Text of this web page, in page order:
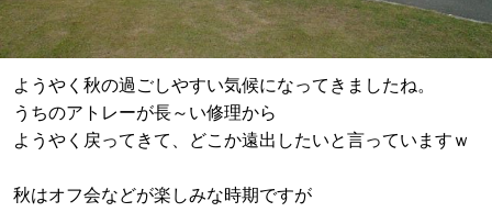
ようやく秋の過ごしやすい気候になってきましたね。
うちのアトレーが長～い修理から
ようやく戻ってきて、どこか遠出したいと言っていますｗ
秋はオフ会などが楽しみな時期ですが